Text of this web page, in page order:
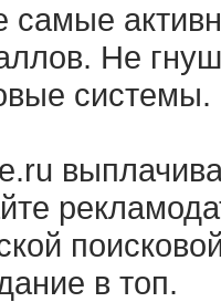
Не
системы.
в топ.